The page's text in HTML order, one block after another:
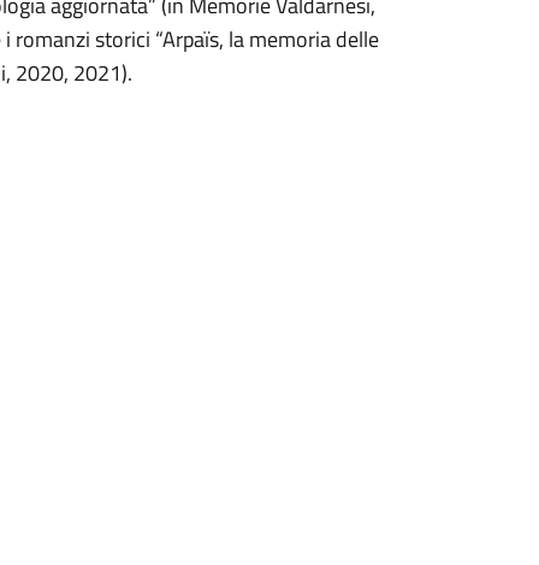
romanzi storici “Arpaïs, la memoria delle
2020, 2021).